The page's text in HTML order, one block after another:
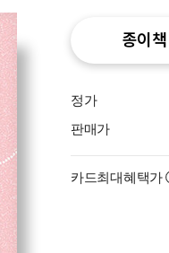
종이책
정가
판매가
카드최대혜택가